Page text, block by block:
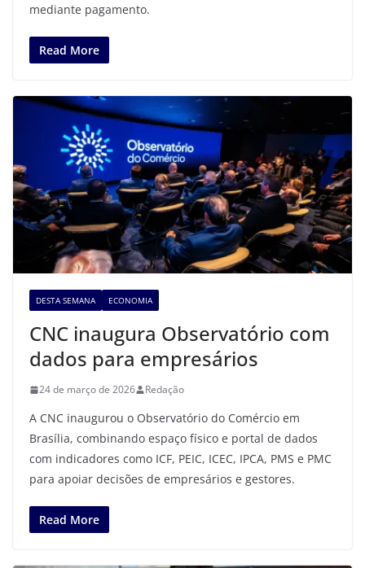
mediante pagamento.
Read More
DESTA SEMANA ECONOMIA
CNC inaugura Observatório com
dados para empresários
24 de março de 2026 Redação
A CNC inaugurou o Observatório do Comércio em
Brasília, combinando espaço físico e portal de dados
com indicadores como ICF, PEIC, ICEC, IPCA, PMS e PMC
para apoiar decisões de empresários e gestores.
Read More